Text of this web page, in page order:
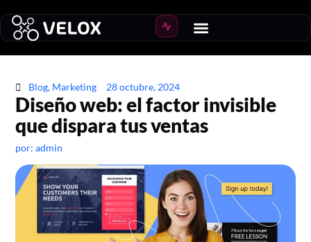
Blog, Marketing 28 octubre, 2024
Diseño web: el factor invisible
que dispara tus ventas
por: admin